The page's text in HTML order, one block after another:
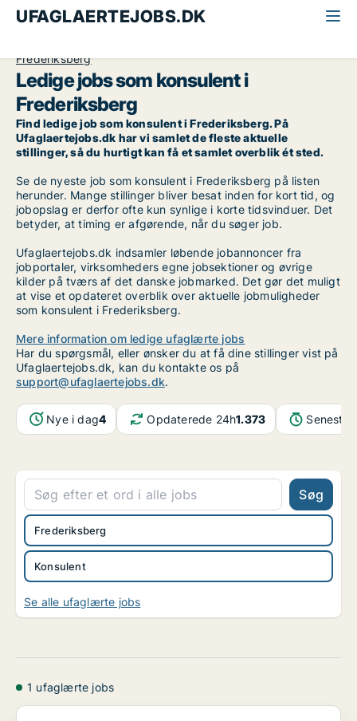
UFAGLAERTEJOBS.DK
Frederiksberg
Ledige jobs som konsulent i
Frederiksberg
Find ledige job som konsulent i Frederiksberg. På
Ufaglaertejobs.dk har vi samlet de fleste aktuelle
stillinger, så du hurtigt kan få et samlet overblik ét sted.
Se de nyeste job som konsulent i Frederiksberg på listen
herunder. Mange stillinger bliver besat inden for kort tid, og
jobopslag er derfor ofte kun synlige i korte tidsvinduer. Det
betyder, at timing er afgørende, når du søger job.
Ufaglaertejobs.dk indsamler løbende jobannoncer fra
jobportaler, virksomheders egne jobsektioner og øvrige
kilder på tværs af det danske jobmarked. Det gør det muligt
at vise et opdateret overblik over aktuelle jobmuligheder
som konsulent i Frederiksberg.
Mere information om ledige ufaglærte jobs
Har du spørgsmål, eller ønsker du at få dine stillinger vist på
Ufaglaertejobs.dk, kan du kontakte os på
support@ufaglaertejobs.dk.
Nye i dag4 Opdaterede 24h1.373 Seneste
Søg
Konsulent
Frederiksberg
Se alle ufaglærte jobs
1 ufaglærte jobs
Bevages innovation intern